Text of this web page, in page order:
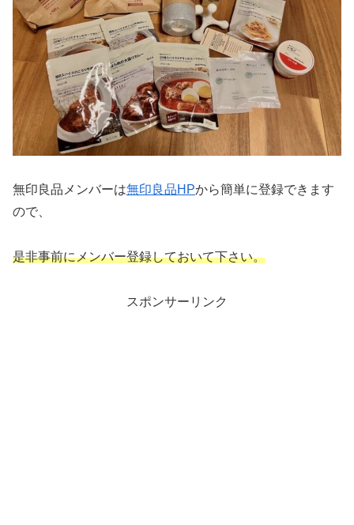
無印良品メンバーは無印良品HPから簡単に登録できます
ので、
是非事前にメンバー登録しておいて下さい。
スポンサーリンク